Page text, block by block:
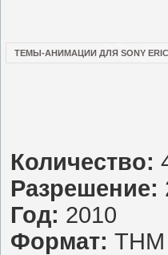
ТЕМЫ-АНИМАЦИИ ДЛЯ SONY
Количество:
Разрешение:
Год: 2010
Формат: THM